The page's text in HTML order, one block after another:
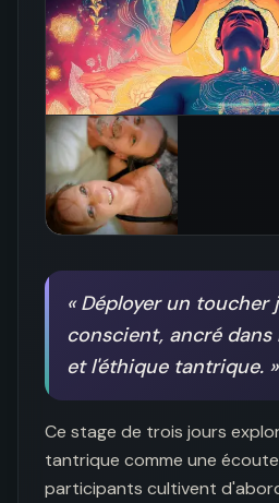
«Déployer un toucher
conscient, ancré dans
et l'éthique tantrique. »
Ce stage de trois jours
tantrique comme une
participants cultivent